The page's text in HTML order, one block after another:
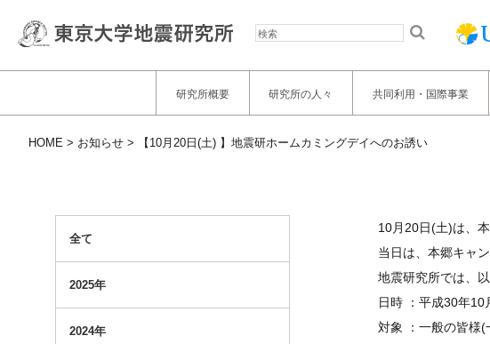
研究所概要 研究所の人々 共同利用・国際事業
HOME お知らせ 【10月20日(土) 】地震研ホームカミングデイへのお誘い
全て
2025年
2024年
10月20日(土)は、
当日は、本郷キャ
地震研究所では、
日時 ：平成30年10
対象 ：一般の皆様(